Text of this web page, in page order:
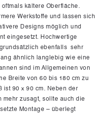
kältere Oberfläche.
Werkstoffe und lassen sich
Designs möglich und
eingesetzt. Hochwertige
ebenfalls sehr
ähnlich langlebig wie eine
sind im Allgemeinen von
Breite von 60 bis 180 cm zu
ist 90 x 90 cm. Neben der
mehr zusagt, sollte auch die
Montage – überlegt